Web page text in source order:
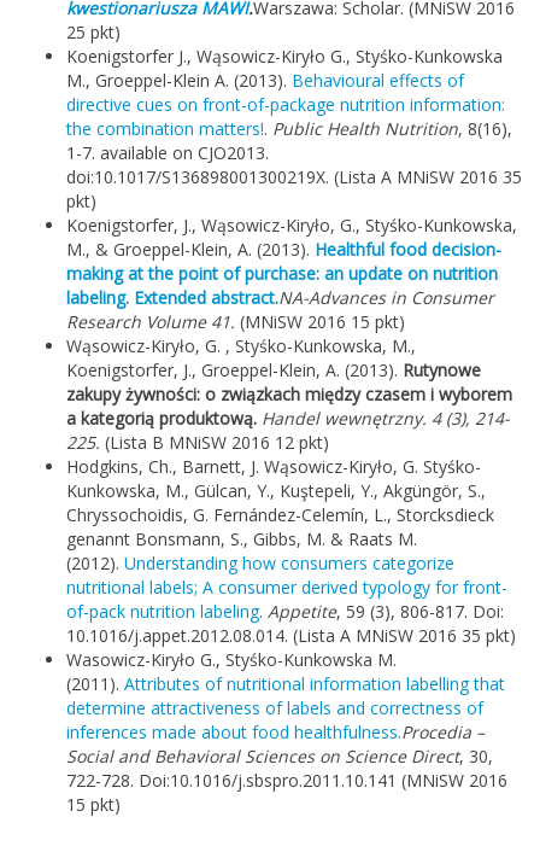
kwestionariusza MAWI.Warszawa: Scholar. (MNiSW 2016
25 pkt)
Koenigstorfer J., Wąsowicz-Kiryło G., Styśko-Kunkowska
M., Groeppel-Klein A. (2013). Behavioural effects of
directive cues on front-of-package nutrition information:
the combination matters!. Public Health Nutrition, 8(16),
1-7. available on CJO2013.
doi:10.1017/S136898001300219X. (Lista A MNiSW 2016 35
pkt)
Koenigstorfer, J., Wąsowicz-Kiryło, G., Styśko-Kunkowska,
M., & Groeppel-Klein, A. (2013). Healthful food decision-
making at the point of purchase: an update on nutrition
labeling. Extended abstract.NA-Advances in Consumer
Research Volume 41. (MNiSW 2016 15 pkt)
Wąsowicz-Kiryło, G. , Styśko-Kunkowska, M.,
Koenigstorfer, J., Groeppel-Klein, A. (2013). Rutynowe
zakupy żywności: o związkach między czasem i wyborem
a kategorią produktową. Handel wewnętrzny. 4 (3), 214-
225. (Lista B MNiSW 2016 12 pkt)
Hodgkins, Ch., Barnett, J. Wąsowicz-Kiryło, G. Styśko-
Kunkowska, M., Gülcan, Y., Kuştepeli, Y., Akgüngör, S.,
Chryssochoidis, G. Fernández-Celemín, L., Storcksdieck
genannt Bonsmann, S., Gibbs, M. & Raats M.
(2012). Understanding how consumers categorize
nutritional labels; A consumer derived typology for front-
of-pack nutrition labeling. Appetite, 59 (3), 806-817. Doi:
10.1016/j.appet.2012.08.014. (Lista A MNiSW 2016 35 pkt)
Wasowicz-Kiryło G., Styśko-Kunkowska M.
(2011). Attributes of nutritional information labelling that
determine attractiveness of labels and correctness of
inferences made about food healthfulness.Procedia –
Social and Behavioral Sciences on Science Direct, 30,
722-728. Doi:10.1016/j.sbspro.2011.10.141 (MNiSW 2016
15 pkt)